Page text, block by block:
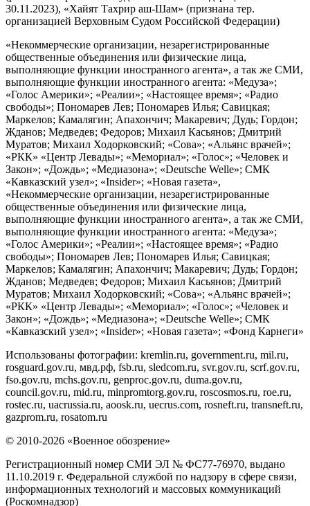
30.11.2023), «Хайят Тахрир аш-Шам» (признана тер.
организацией Верховным Судом Российской Федерации)
«Некоммерческие организации, незарегистрированные
общественные объединения или физические лица,
выполняющие функции иностранного агента», а так же СМИ,
выполняющие функции иностранного агента: «Медуза»;
«Голос Америки»; «Реалии»; «Настоящее время»; «Радио
свободы»; Пономарев Лев; Пономарев Илья; Савицкая;
Маркелов; Камалягин; Апахончич; Макаревич; Дудь; Гордон;
Жданов; Медведев; Федоров; Михаил Касьянов; Дмитрий
Муратов; Михаил Ходорковский; «Сова»; «Альянс врачей»;
«РКК» «Центр Левады»; «Мемориал»; «Голос»; «Человек и
Закон»; «Дождь»; «Медиазона»; «Deutsche Welle»; СМК
«Кавказский узел»; «Insider»; «Новая газета»,
«Некоммерческие организации, незарегистрированные
общественные объединения или физические лица,
выполняющие функции иностранного агента», а так же СМИ,
выполняющие функции иностранного агента: «Медуза»;
«Голос Америки»; «Реалии»; «Настоящее время»; «Радио
свободы»; Пономарев Лев; Пономарев Илья; Савицкая;
Маркелов; Камалягин; Апахончич; Макаревич; Дудь; Гордон;
Жданов; Медведев; Федоров; Михаил Касьянов; Дмитрий
Муратов; Михаил Ходорковский; «Сова»; «Альянс врачей»;
«РКК» «Центр Левады»; «Мемориал»; «Голос»; «Человек и
Закон»; «Дождь»; «Медиазона»; «Deutsche Welle»; СМК
«Кавказский узел»; «Insider»; «Новая газета»; «Фонд Карнеги»
Использованы фотографии: kremlin.ru, government.ru, mil.ru,
rosguard.gov.ru, мвд.рф, fsb.ru, sledcom.ru, svr.gov.ru, scrf.gov.ru,
fso.gov.ru, mchs.gov.ru, genproc.gov.ru, duma.gov.ru,
council.gov.ru, mid.ru, minpromtorg.gov.ru, roscosmos.ru, roe.ru,
rostec.ru, uacrussia.ru, aoosk.ru, uecrus.com, rosneft.ru, transneft.ru,
gazprom.ru, rosatom.ru
© 2010-2026 «Военное обозрение»
Регистрационный номер СМИ ЭЛ № ФС77-76970, выдано
11.10.2019 г. Федеральной службой по надзору в сфере связи,
информационных технологий и массовых коммуникаций
(Роскомнадзор)